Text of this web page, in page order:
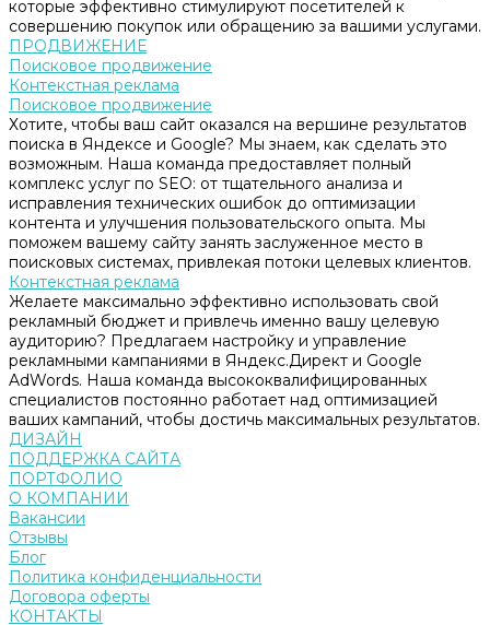
которые эффективно стимулируют посетителей к
совершению покупок или обращению за вашими услугами.
ПРОДВИЖЕНИЕ
Поисковое продвижение
Контекстная реклама
Поисковое продвижение
Хотите, чтобы ваш сайт оказался на вершине результатов
поиска в Яндексе и Google? Мы знаем, как сделать это
возможным. Наша команда предоставляет полный
комплекс услуг по SEO: от тщательного анализа и
исправления технических ошибок до оптимизации
контента и улучшения пользовательского опыта. Мы
поможем вашему сайту занять заслуженное место в
поисковых системах, привлекая потоки целевых клиентов.
Контекстная реклама
Желаете максимально эффективно использовать свой
рекламный бюджет и привлечь именно вашу целевую
аудиторию? Предлагаем настройку и управление
рекламными кампаниями в Яндекс.Директ и Google
AdWords. Наша команда высококвалифицированных
специалистов постоянно работает над оптимизацией
ваших кампаний, чтобы достичь максимальных результатов.
ДИЗАЙН
ПОДДЕРЖКА САЙТА
ПОРТФОЛИО
О КОМПАНИИ
Вакансии
Отзывы
Блог
Политика конфиденциальности
Договора оферты
КОНТАКТЫ